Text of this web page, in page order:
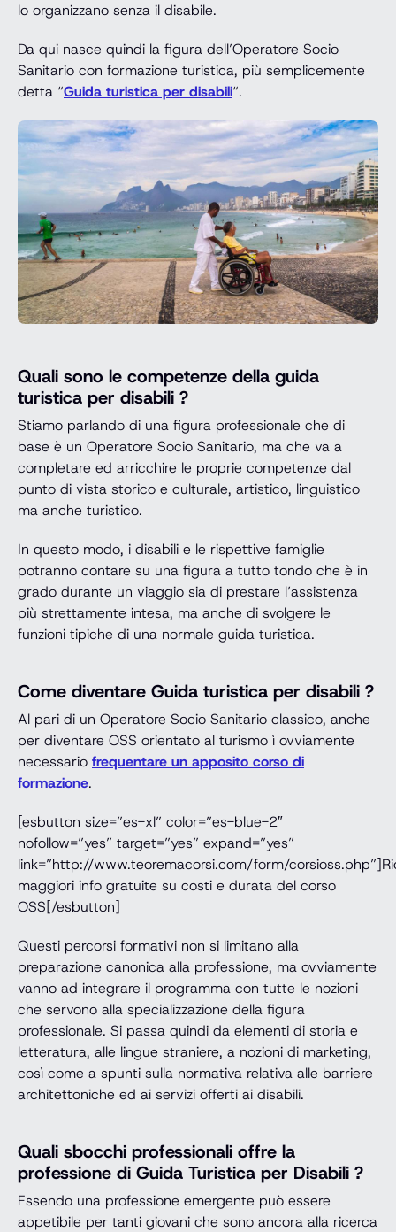
lo organizzano senza il disabile.
Da qui nasce quindi la figura dell’Operatore Socio
Sanitario con formazione turistica, più semplicemente
detta “Guida turistica per disabili“.
Quali sono le competenze della guida
turistica per disabili ?
Stiamo parlando di una figura professionale che di
base è un Operatore Socio Sanitario, ma che va a
completare ed arricchire le proprie competenze dal
punto di vista storico e culturale, artistico, linguistico
ma anche turistico.
In questo modo, i disabili e le rispettive famiglie
potranno contare su una figura a tutto tondo che è in
grado durante un viaggio sia di prestare l’assistenza
più strettamente intesa, ma anche di svolgere le
funzioni tipiche di una normale guida turistica.
Come diventare Guida turistica per disabili ?
Al pari di un Operatore Socio Sanitario classico, anche
per diventare OSS orientato al turismo ì ovviamente
necessario frequentare un apposito corso di
formazione.
[esbutton size=”es-xl” color=”es-blue-2″
nofollow=”yes” target=”yes” expand=”yes”
link=”http://www.teoremacorsi.com/form/
maggiori info gratuite su costi e durata del corso
OSS[/esbutton]
Questi percorsi formativi non si limitano alla
preparazione canonica alla professione, ma ovviamente
vanno ad integrare il programma con tutte le nozioni
che servono alla specializzazione della figura
professionale. Si passa quindi da elementi di storia e
letteratura, alle lingue straniere, a nozioni di marketing,
così come a spunti sulla normativa relativa alle barriere
architettoniche ed ai servizi offerti ai disabili.
Quali sbocchi professionali offre la
professione di Guida Turistica per Disabili ?
Essendo una professione emergente può essere
appetibile per tanti giovani che sono ancora alla ricerca